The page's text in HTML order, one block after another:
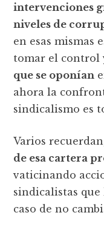
intervenciones
niveles de
en esas mismas
tomar el control
que se oponían
ahora la
sindicalismo es
Varios
de esa cartera
vaticinando
sindicalistas que
caso de no